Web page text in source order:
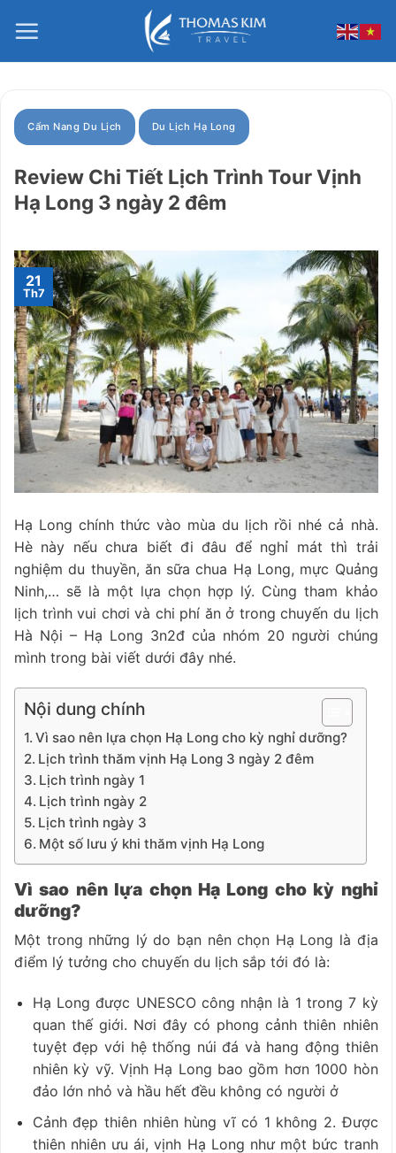
qua
Cẩm Nang Du Lịch Du Lịch Hạ Long
Review Chi Tiết Lịch Trình Tour Vịnh
Hạ Long 3 ngày 2 đêm
21
Th7
Hạ Long chính thức vào mùa du lịch rồi nhé cả nhà.
Hè này nếu chưa biết đi đâu để nghỉ mát thì trải
nghiệm du thuyền, ăn sữa chua Hạ Long, mực Quảng
Ninh,… sẽ là một lựa chọn hợp lý. Cùng tham khảo
lịch trình vui chơi và chi phí ăn ở trong chuyến du lịch
Hà Nội – Hạ Long 3n2đ của nhóm 20 người chúng
mình trong bài viết dưới đây nhé.
Nội dung chính
Vì sao nên lựa chọn Hạ Long cho kỳ nghỉ dưỡng?
Lịch trình thăm vịnh Hạ Long 3 ngày 2 đêm
Lịch trình ngày 1
Lịch trình ngày 2
Lịch trình ngày 3
Một số lưu ý khi thăm vịnh Hạ Long
Vì sao nên lựa chọn Hạ Long cho kỳ nghỉ
dưỡng?
Một trong những lý do bạn nên chọn Hạ Long là địa
điểm lý tưởng cho chuyến du lịch sắp tới đó là:
Hạ Long được UNESCO công nhận là 1 trong 7 kỳ
quan thế giới. Nơi đây có phong cảnh thiên nhiên
tuyệt đẹp với hệ thống núi đá và hang động thiên
nhiên kỳ vỹ. Vịnh Hạ Long bao gồm hơn 1000 hòn
đảo lớn nhỏ và hầu hết đều không có người ở
Cảnh đẹp thiên nhiên hùng vĩ có 1 không 2. Được
thiên nhiên ưu ái, vịnh Hạ Long như một bức tranh